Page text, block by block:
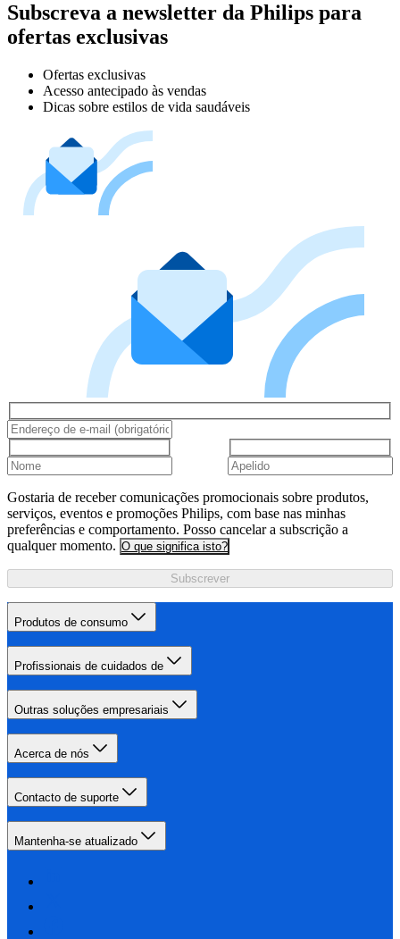
Subscreva a newsletter da Philips para
ofertas exclusivas
Ofertas exclusivas
Acesso antecipado às vendas
Dicas sobre estilos de vida saudáveis
Gostaria de receber comunicações promocionais sobre produtos,
serviços, eventos e promoções Philips, com base nas minhas
preferências e comportamento. Posso cancelar a subscrição a
qualquer momento. O que significa isto?
Subscrever
Produtos de consumo
Profissionais de cuidados de
Outras soluções empresariais
Acerca de nós
Contacto de suporte
Mantenha-se atualizado